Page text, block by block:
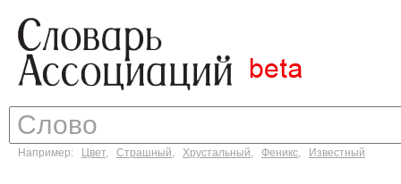
Например: Цвет, Страшный, Хрустальный, Феникс, Известный